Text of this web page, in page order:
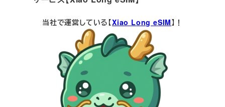
当社で運営している【Xiao Long eSIM】！